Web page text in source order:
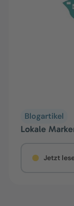
Blogartikel
Lokale
Jetzt